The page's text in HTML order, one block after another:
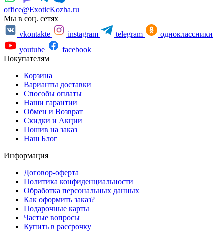
office@ExoticKozha.ru
Мы в соц. сетях
vkontakte
instagram telegram
одноклассники
youtube
facebook
Покупателям
Корзина
Варианты доставки
Способы оплаты
Наши гарантии
Обмен и Возврат
Скидки и Акции
Пошив на заказ
Наш Блог
Информация
Договор-оферта
Политика конфиденциальности
Обработка персональных данных
Как оформить заказ?
Подарочные карты
Частые вопросы
Купить в рассрочку